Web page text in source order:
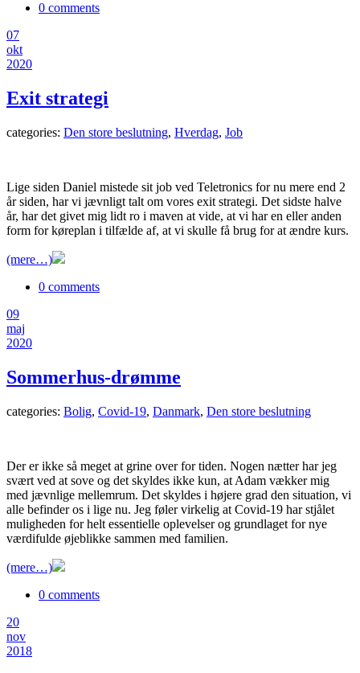
0 comments
07
okt
2020
Exit strategi
categories: Den store beslutning, Hverdag, Job
Lige siden Daniel mistede sit job ved Teletronics for nu mere end 2
år siden, har vi jævnligt talt om vores exit strategi. Det sidste halve
år, har det givet mig lidt ro i maven at vide, at vi har en eller anden
form for køreplan i tilfælde af, at vi skulle få brug for at ændre kurs.
(mere…)
0 comments
09
maj
2020
Sommerhus-drømme
categories: Bolig, Covid-19, Danmark, Den store beslutning
Der er ikke så meget at grine over for tiden. Nogen nætter har jeg
svært ved at sove og det skyldes ikke kun, at Adam vækker mig
med jævnlige mellemrum. Det skyldes i højere grad den situation, vi
alle befinder os i lige nu. Jeg føler virkelig at Covid-19 har stjålet
muligheden for helt essentielle oplevelser og grundlaget for nye
værdifulde øjeblikke sammen med familien.
(mere…)
0 comments
20
nov
2018